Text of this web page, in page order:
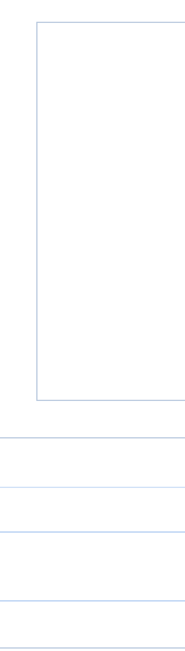
Stel je nou